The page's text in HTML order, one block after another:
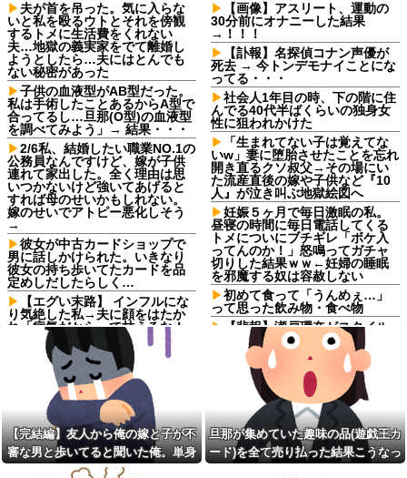
夫が首を吊った。気に入らな
いと私を殴るウトとそれを傍観
するトメに生活費をくれない
夫…地獄の義実家をでて離婚し
ようとしたら…夫にはとんでも
ない秘密があった
子供の血液型がAB型だった。
私は手術したことあるからA型で
合ってるし…旦那(O型)の血液型
を調べてみよう」→ 結果・・・
2/6私、結婚したい職業NO.1の
公務員なんですけど、嫁が子供
連れて家出した。全く理由は思
いつかないけど強いてあげると
すれば母のせいかもしれない。
嫁のせいでアトピー悪化しそう
→
彼女が中古カードショップで
男に話しかけられた。いきなり
彼女の持ち歩いてたカードを品
定めしだしたらしく…
【エグい末路】 インフルにな
り気絶した私→夫に顔をはたか
れ「病気だからって甘えるな！
旦那様の為に家事をしろ！」夫
が無職になった時、私「無職が
甘えるな」と復讐し続けた結
「2年間、たぶん1日4回は握っ
てた」ラスベガスで買った3,000
円のキーホルダーを調べたら
みい山作者、みいちゃんでチ
ー牛なのではという疑惑が生ま
れるｗｗｗｗｗｗｗ
【画像】アスリート、運動の
30分前にオナニーした結果
→！！！
【訃報】名探偵コナン声優が
死去 → 今トンデモナイことにな
ってる・・・
社会人1年目の時、下の階に住
んでる40代半ばくらいの独身女
性に狙われかけた
「生まれてない子は覚えてな
いw」妻に堕胎させたことを忘れ
開き直るクソ叔父→その場にい
た流産直後の嫁や子供など『10
人』が泣き叫ぶ地獄絵図へ
妊娠５ヶ月で毎日激眠の私。
昼寝の時間に毎日電話してくる
トメについにブチギレ「ボケ入
ってんのか！」怒鳴ってガチャ
切りした結果ｗｗ←妊婦の睡眠
を邪魔する奴は容赦しない
初めて食って「うんめぇ…」
って思った飲み物・食べ物
【悲報】瀬戸環奈がスタイル
よすぎて一般男性が隣に並ぶと
チンチクリンに見えてしまう
【悲報】瀬戸環奈がスタイル
よすぎて一般男性が隣に並ぶと
チンチクリンに見えてしまう
母が難病発覚で突然の離婚希
望、その理由が30年前の夫の不
倫！？
X収益化、終了へ インプレゾ
【完結編】友人から俺の嫁と子が不
審な男と歩いてると聞いた俺。単身
赴任先から興信所に相談した結果
旦那が集めていた趣味の品(遊戯王カ
ード)を全て売り払った結果こうなっ